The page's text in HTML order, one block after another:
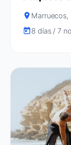
Marruecos,
8 días / 7